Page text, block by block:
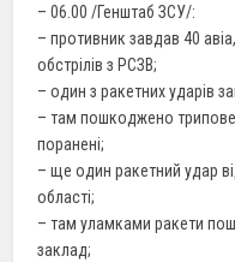
– 06.00 /Генштаб ЗСУ/:
– противник завдав 40
обстрілів з РСЗВ;
– один з ракетних ударів
– там пошкоджено
поранені;
– ще один ракетний удар
області;
– там уламками ракети
заклад;